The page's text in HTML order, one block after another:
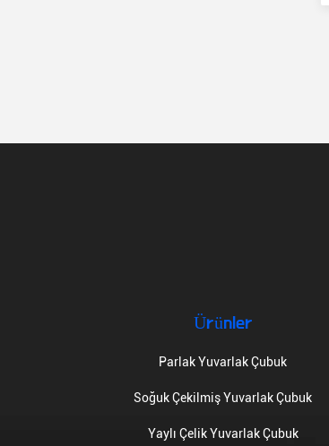
Ürünler
Parlak Yuvarlak Çubuk
Soğuk Çekilmiş Yuvarlak Çubuk
Yaylı Çelik Yuvarlak Çubuk